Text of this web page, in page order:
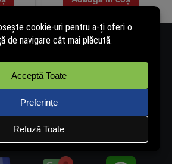
e-mail - vanzari@rovision.ro